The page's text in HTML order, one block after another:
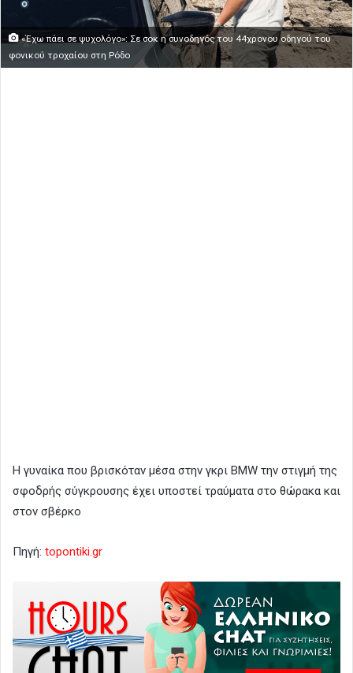
«Έχω πάει σε ψυχολόγο»: Σε σοκ η συνοδηγός του 44χρονου οδηγού του
φονικού τροχαίου στη Ρόδο
Η γυναίκα που βρισκόταν μέσα στην γκρι BMW την στιγμή της
σφοδρής σύγκρουσης έχει υποστεί τραύματα στο θώρακα και
στον σβέρκο
Πηγή: topontiki.gr